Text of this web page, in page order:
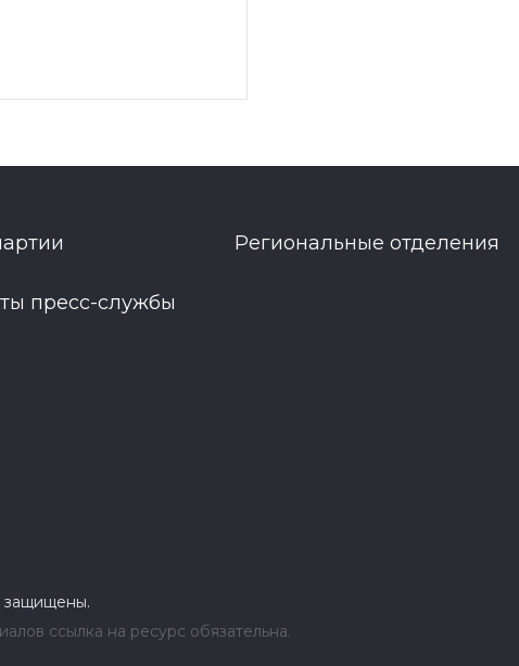
Региональные отделения
пресс-службы
защищены.
ссылка на ресурс обязательна.